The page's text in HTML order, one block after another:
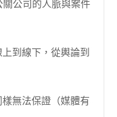
公司的人脈與案件
到線下，從輿論到
無法保證（媒體有